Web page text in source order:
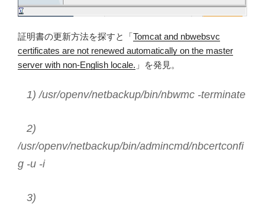
証明書の更新方法を探すと「 Tomcat and nbwebsvc
certificates are not renewed automatically on the master
server with non-English locale. 」を発見。
1) /usr/openv/netbackup/bin/nbwmc -terminate
2)
/usr/openv/netbackup/bin/admincmd/nbcertconfi
g -u -i
3)